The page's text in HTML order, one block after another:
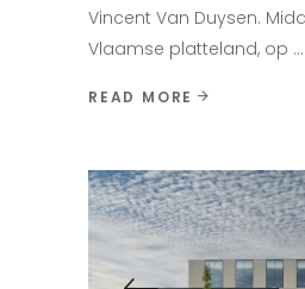
Vincent Van Duysen.
Vlaamse platteland, op
READ MORE